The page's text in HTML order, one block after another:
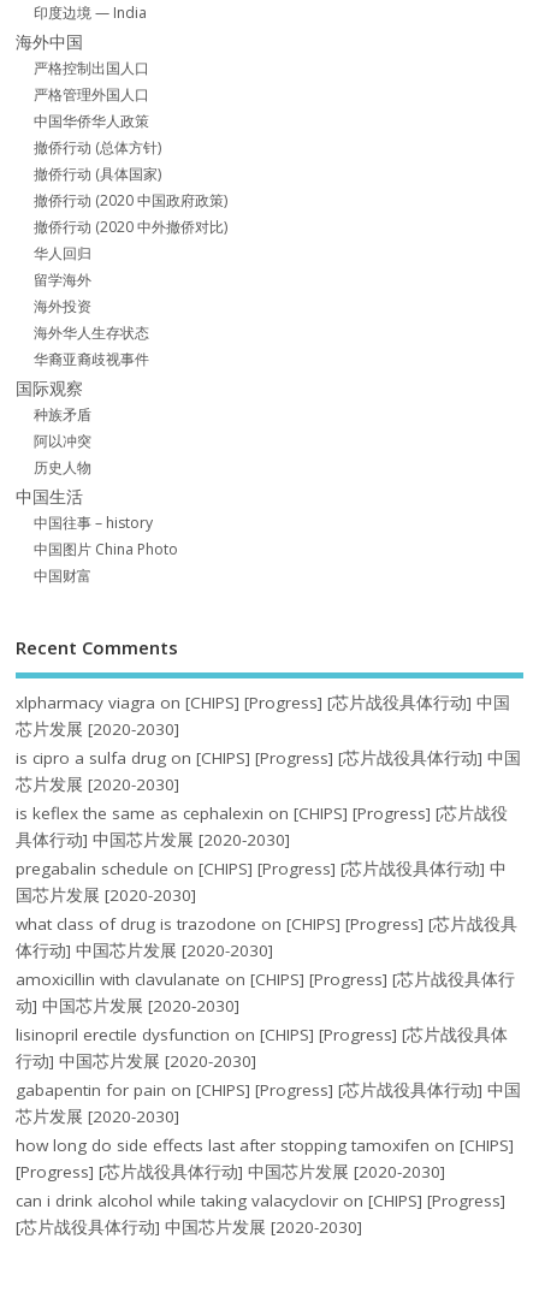
印度边境 — India
海外中国
严格控制出国人口
严格管理外国人口
中国华侨华人政策
撤侨行动 (总体方针)
撤侨行动 (具体国家)
撤侨行动 (2020 中国政府政策)
撤侨行动 (2020 中外撤侨对比)
华人回归
留学海外
海外投资
海外华人生存状态
华裔亚裔歧视事件
国际观察
种族矛盾
阿以冲突
历史人物
中国生活
中国往事 – history
中国图片 China Photo
中国财富
Recent Comments
xlpharmacy viagra on[CHIPS] [Progress] [芯片战役具体行动] 中国
芯片发展 [2020-2030]
is cipro a sulfa drug on[CHIPS] [Progress] [芯片战役具体行动] 中国
芯片发展 [2020-2030]
is keflex the same as cephalexin on[CHIPS] [Progress] [芯片战役
具体行动] 中国芯片发展 [2020-2030]
pregabalin schedule on[CHIPS] [Progress] [芯片战役具体行动] 中
国芯片发展 [2020-2030]
what class of drug is trazodone on[CHIPS] [Progress] [芯片战役具
体行动] 中国芯片发展 [2020-2030]
amoxicillin with clavulanate on[CHIPS] [Progress] [芯片战役具体行
动] 中国芯片发展 [2020-2030]
lisinopril erectile dysfunction on[CHIPS] [Progress] [芯片战役具体
行动] 中国芯片发展 [2020-2030]
gabapentin for pain on[CHIPS] [Progress] [芯片战役具体行动] 中国
芯片发展 [2020-2030]
how long do side effects last after stopping tamoxifen on[CHIPS]
[Progress] [芯片战役具体行动] 中国芯片发展 [2020-2030]
can i drink alcohol while taking valacyclovir on[CHIPS] [Progress]
[芯片战役具体行动] 中国芯片发展 [2020-2030]